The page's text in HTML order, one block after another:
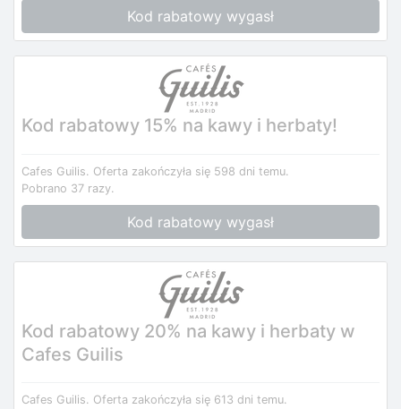
Kod rabatowy wygasł
Kod rabatowy 15% na kawy i herbaty!
Cafes Guilis. Oferta zakończyła się 598 dni temu.
Pobrano 37 razy.
Kod rabatowy wygasł
Kod rabatowy 20% na kawy i herbaty w
Cafes Guilis
Cafes Guilis. Oferta zakończyła się 613 dni temu.